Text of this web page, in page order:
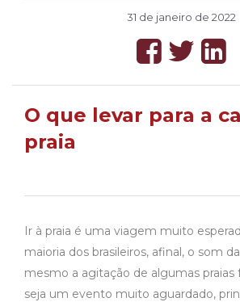
31 de janeiro de 2022
O que levar para a
praia
Ir à praia é uma viagem muito
maioria dos brasileiros, afinal, o som
mesmo a agitação de algumas
seja um evento muito aguardado,